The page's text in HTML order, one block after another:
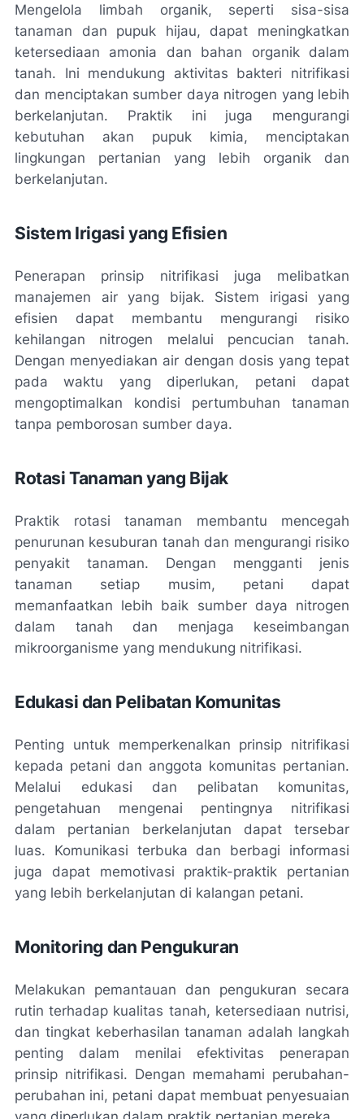
Mengelola limbah organik, seperti sisa-sisa
tanaman dan pupuk hijau, dapat meningkatkan
ketersediaan amonia dan bahan organik dalam
tanah. Ini mendukung aktivitas bakteri nitrifikasi
dan menciptakan sumber daya nitrogen yang lebih
berkelanjutan. Praktik ini juga mengurangi
kebutuhan akan pupuk kimia, menciptakan
lingkungan pertanian yang lebih organik dan
berkelanjutan.
Sistem Irigasi yang Efisien
Penerapan prinsip nitrifikasi juga melibatkan
manajemen air yang bijak. Sistem irigasi yang
efisien dapat membantu mengurangi risiko
kehilangan nitrogen melalui pencucian tanah.
Dengan menyediakan air dengan dosis yang tepat
pada waktu yang diperlukan, petani dapat
mengoptimalkan kondisi pertumbuhan tanaman
tanpa pemborosan sumber daya.
Rotasi Tanaman yang Bijak
Praktik rotasi tanaman membantu mencegah
penurunan kesuburan tanah dan mengurangi risiko
penyakit tanaman. Dengan mengganti jenis
tanaman setiap musim, petani dapat
memanfaatkan lebih baik sumber daya nitrogen
dalam tanah dan menjaga keseimbangan
mikroorganisme yang mendukung nitrifikasi.
Edukasi dan Pelibatan Komunitas
Penting untuk memperkenalkan prinsip nitrifikasi
kepada petani dan anggota komunitas pertanian.
Melalui edukasi dan pelibatan komunitas,
pengetahuan mengenai pentingnya nitrifikasi
dalam pertanian berkelanjutan dapat tersebar
luas. Komunikasi terbuka dan berbagi informasi
juga dapat memotivasi praktik-praktik pertanian
yang lebih berkelanjutan di kalangan petani.
Monitoring dan Pengukuran
Melakukan pemantauan dan pengukuran secara
rutin terhadap kualitas tanah, ketersediaan nutrisi,
dan tingkat keberhasilan tanaman adalah langkah
penting dalam menilai efektivitas penerapan
prinsip nitrifikasi. Dengan memahami perubahan-
perubahan ini, petani dapat membuat penyesuaian